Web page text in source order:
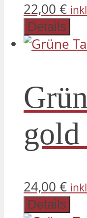
22,00 €
Details
gold
24,00 €
Details